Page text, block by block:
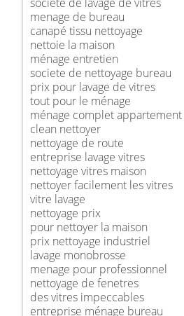
menage de bureau
canapé tissu nettoyage
nettoie la maison
ménage entretien
societe de nettoyage bureau
prix pour lavage de vitres
tout pour le ménage
ménage complet appartement
clean nettoyer
nettoyage de route
entreprise lavage vitres
nettoyage vitres maison
nettoyer facilement les vitres
vitre lavage
nettoyage prix
pour nettoyer la maison
prix nettoyage industriel
lavage monobrosse
menage pour professionnel
nettoyage de fenetres
des vitres impeccables
entreprise ménage bureau